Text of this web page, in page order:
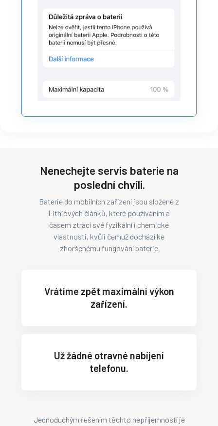
Nenechejte servis baterie na
poslední chvíli.
Baterie do mobilních zařízení jsou složené z
Lithiových článků, které používáním a
časem ztrácí své fyzikální i chemické
vlastnosti, kvůli čemuž dochází ke
zhoršenému fungování baterie
Vrátíme zpět maximální výkon
zařízení.
Už žádné otravné nabíjení
telefonu.
Jednoduchým řešením těchto nepříjemností je